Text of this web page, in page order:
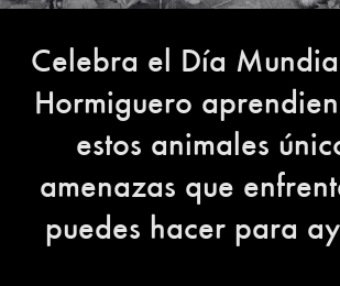
Celebra el Día
Hormiguero
estos animales
amenazas que
puedes hacer para